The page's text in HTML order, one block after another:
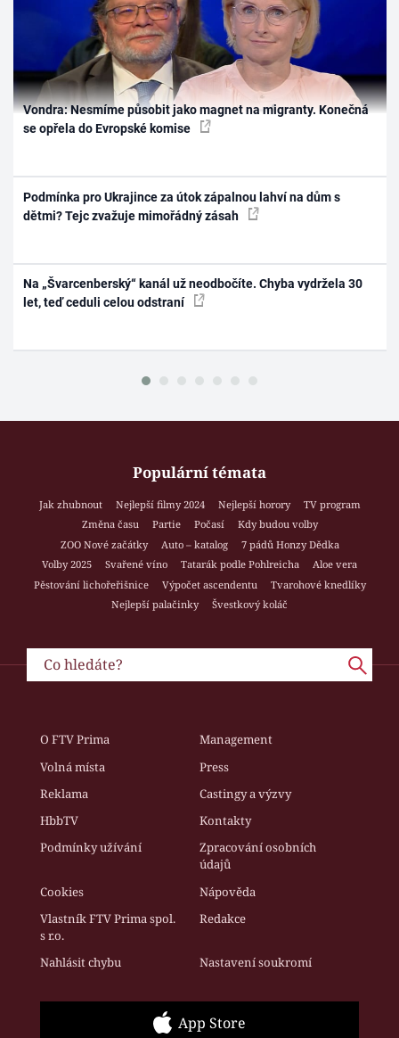
Vondra: Nesmíme působit jako magnet na migranty. Konečná
se opřela do Evropské komise
Podmínka pro Ukrajince za útok zápalnou lahví na dům s
dětmi? Tejc zvažuje mimořádný zásah
Na „Švarcenberský“ kanál už neodbočíte. Chyba vydržela 30
let, teď ceduli celou odstraní
Populární témata
Jak zhubnout Nejlepší filmy 2024 Nejlepší horory
TV program
Změna času
Partie Počasí
Kdy budou volby
ZOO Nové začátky
Auto – katalog
7 pádů Honzy Dědka
Volby 2025
Svařené víno Tatarák podle Pohlreicha
Aloe vera
Pěstování lichořeřišnice
Výpočet ascendentu
Tvarohové knedlíky
Nejlepší palačinky
Švestkový koláč
O FTV Prima
Management
Volná místa
Press
Reklama
Castingy a výzvy
HbbTV
Kontakty
Podmínky užívání
Zpracování osobních
údajů
Cookies
Nápověda
Vlastník FTV Prima spol.
s r.o.
Redakce
Nahlásit chybu Nastavení soukromí
App Store